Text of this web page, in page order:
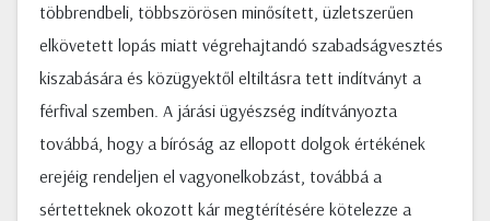
többrendbeli, többszörösen minősített, üzletszerűen
elkövetett lopás miatt végrehajtandó szabadságvesztés
kiszabására és közügyektől eltiltásra tett indítványt a
férfival szemben. A járási ügyészség indítványozta
továbbá, hogy a bíróság az ellopott dolgok értékének
erejéig rendeljen el vagyonelkobzást, továbbá a
sértetteknek okozott kár megtérítésére kötelezze a